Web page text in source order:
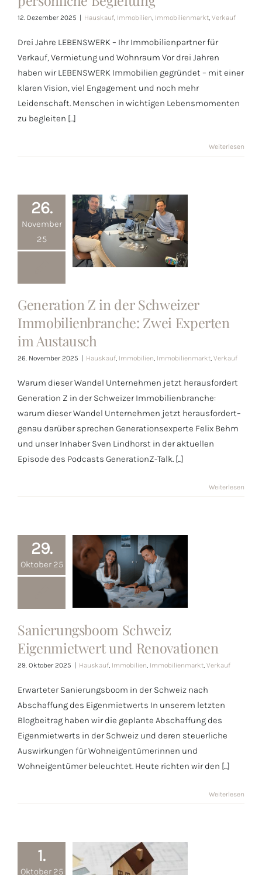
persönliche
12. Dezember 2025 Hauskauf, Immobilien, Immobilienmarkt, Verkauf
Drei Jahre LEBENSWERK – Ihr Immobilienpartner für
Verkauf, Vermietung und Wohnraum Vor drei Jahren
haben wir LEBENSWERK Immobilien gegründet – mit einer
klaren Vision, viel Engagement und noch mehr
Leidenschaft. Menschen in wichtigen Lebensmomenten
zu begleiten [...]
Weiterlesen
26.
November
25
Schweizer
Immobilienbranche:
Zwei Experten
im Austausch
Generation Z in der Schweizer
Immobilienbranche: Zwei Experten
im Austausch
26. November 2025 Hauskauf, Immobilien, Immobilienmarkt, Verkauf
Warum dieser Wandel Unternehmen jetzt herausfordert
Generation Z in der Schweizer Immobilienbranche:
warum dieser Wandel Unternehmen jetzt herausfordert–
genau darüber sprechen Generationsexperte Felix Behm
und unser Inhaber Sven Lindhorst in der aktuellen
Episode des Podcasts GenerationZ-Talk. [...]
Weiterlesen
29.
Oktober 25
Sanierungsboom
Schweiz
Eigenmietwert
Renovationen
Sanierungsboom Schweiz
Eigenmietwert und Renovationen
29. Oktober 2025 Hauskauf, Immobilien, Immobilienmarkt, Verkauf
Erwarteter Sanierungsboom in der Schweiz nach
Abschaffung des Eigenmietwerts In unserem letzten
Blogbeitrag haben wir die geplante Abschaffung des
Eigenmietwerts in der Schweiz und deren steuerliche
Auswirkungen für Wohneigentümerinnen und
Wohneigentümer beleuchtet. Heute richten wir den [...]
Weiterlesen
1.
Oktober 25